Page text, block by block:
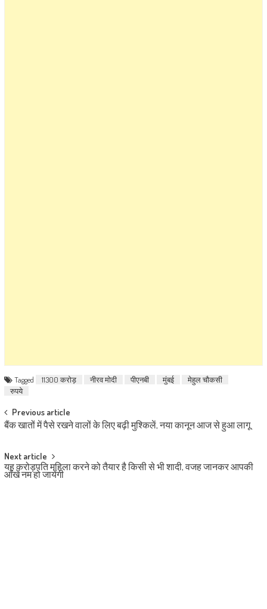
Tagged 11300 करोड़ नीरव मोदी पीएनबी मुंबई
मेहुल चौकसी
रुपये
Post navigation
Previous article
बैंक खातों में पैसे रखने वालों के लिए बढ़ी मुश्किलें, नया कानून आज से हुआ लागू
Next article
यह करोड़पति महिला करने को तैयार है किसी से भी शादी, वजह जानकर आपकी
आँखें नम हो जायेंगी